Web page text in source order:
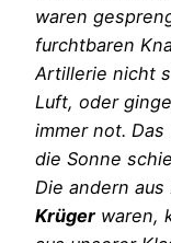
waren
furchtbaren
Artillerie nicht
Luft, oder
immer not.
die Sonne
Die andern
Krüger waren,